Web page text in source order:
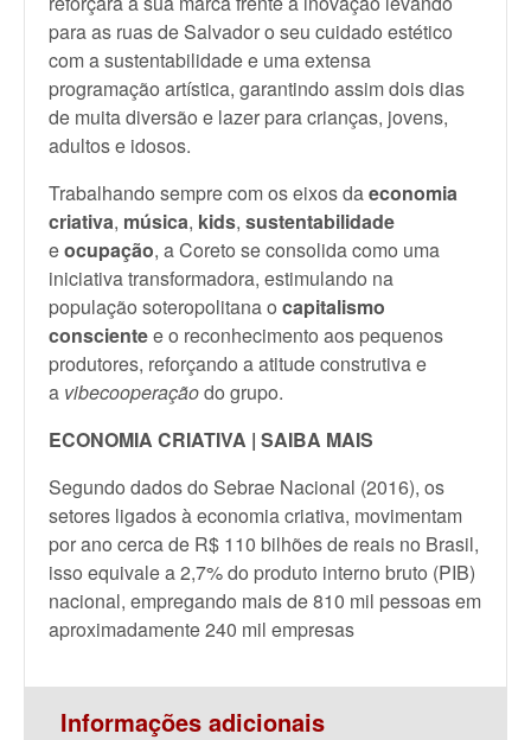
para as ruas de Salvador o seu cuidado estético
com a sustentabilidade e uma extensa
programação artística, garantindo assim dois dias
de muita diversão e lazer para crianças, jovens,
adultos e idosos.
Trabalhando sempre com os eixos daeconomia
criativa, música, kids, sustentabilidade
eocupação, a Coreto se consolida como uma
iniciativa transformadora, estimulando na
população soteropolitana o capitalismo
conscientee o reconhecimento aos pequenos
produtores, reforçando a atitude construtiva e
a vibecooperaçãodo grupo.
ECONOMIA CRIATIVA | SAIBA MAIS
Segundo dados do Sebrae Nacional (2016), os
setores ligados à economia criativa, movimentam
por ano cerca de R$ 110 bilhões de reais no Brasil,
isso equivale a 2,7% do produto interno bruto (PIB)
nacional, empregando mais de 810 mil pessoas em
aproximadamente 240 mil empresas
Informações adicionais